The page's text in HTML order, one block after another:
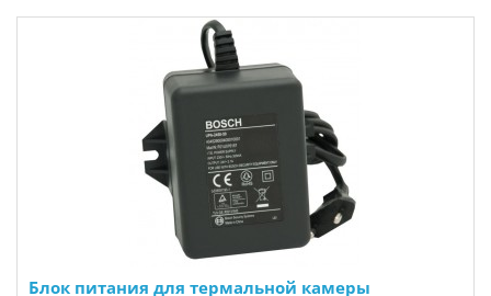
Блок питания для термальной камеры